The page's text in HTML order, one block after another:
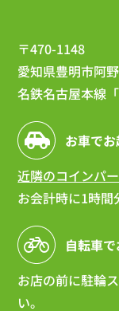
〒470-1148
愛知県豊明市阿
名鉄名古屋本線
お車で
近隣のコインパ
お会計時に1時間
自転車
お店の前に駐輪
い。